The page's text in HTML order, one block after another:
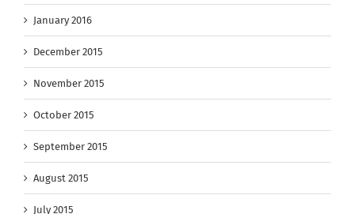
January 2016
December 2015
November 2015
October 2015
September 2015
August 2015
July 2015